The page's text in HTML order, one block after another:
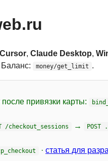
Cursor, Claude Desktop,
Баланс: money/get_limit .
привязки карты:
/checkout_sessions →
· статья для